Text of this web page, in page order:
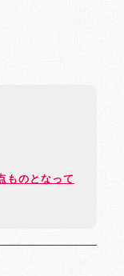
ものとなって